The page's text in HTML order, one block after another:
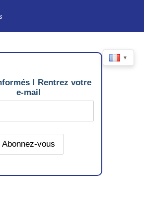
▼
! Rentrez votre
e-mail